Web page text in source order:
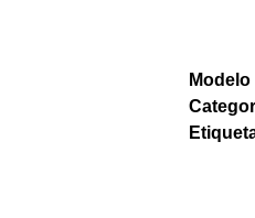
Modelo